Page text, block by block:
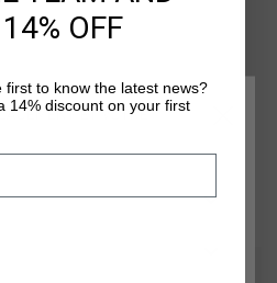
ET VOTRE
OFF
first to know the latest news?
14% discount on your first